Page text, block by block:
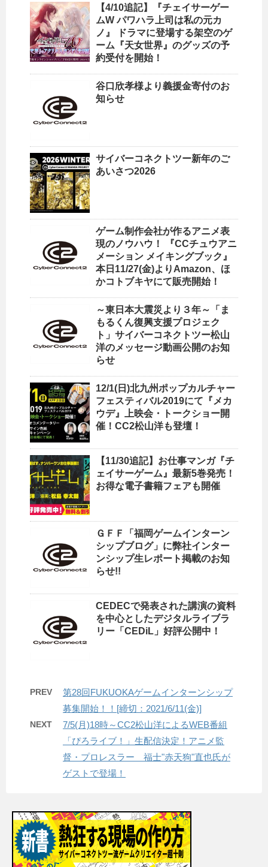
【4/10追記】『チェイサーゲー
ムW パワハラ上司は私の元カ
ノ』 ドラマに登場する架空のゲ
ーム『天女世界』のグッズの予
約受付を開始！
谷口欣孝様より義援金寄付のお
知らせ
サイバーコネクトツー新年のご
あいさつ2026
ゲーム制作会社が作るアニメ表
現のノウハウ！ 『CCチュウアニ
メーション メイキングブック』
本日11/27(金)よりAmazon、ほ
かコトブキヤにて販売開始！
～東日本大震災より３年～「ま
もるくん復興支援プロジェク
ト」サイバーコネクトツー松山
洋のメッセージ動画公開のお知
らせ
12/1(日)北九州ポップカルチャー
フェスティバル2019にて『メカ
ウデ』上映会・トークショー開
催！CC2松山洋も登壇！
【11/30追記】お仕事マンガ『チ
ェイサーゲーム』最新5巻発売！
お得な電子書籍フェアも開催
ＧＦＦ「福岡ゲームインターン
シップブログ」に弊社インター
ンシップ生レポート掲載のお知
らせ!!
CEDECで発表された講演の資料
を中心としたデジタルライブラ
リー「CEDiL」好評公開中！
PREV
第28回FUKUOKAゲームインターンシップ
募集開始！！[締切：2021/6/11(金)]
NEXT
7/5(月)18時～CC2松山洋によるWEB番組
「ぴろライブ！」生配信決定！アニメ監
督・プロレスラー 福士"赤天狗"直也氏が
ゲストで登場！